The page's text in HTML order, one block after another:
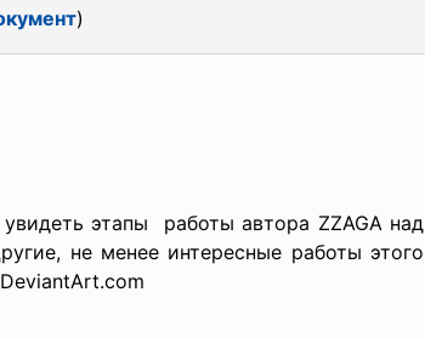
)
этапы работы автора ZZAGA над
не менее интересные работы этого